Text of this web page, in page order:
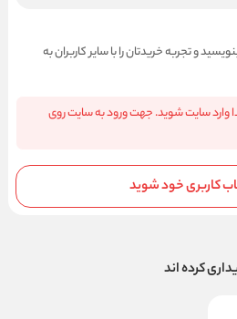
و تجربه خریدتان را با سایر کاربران به
وارد سایت شوید. جهت ورود به سایت روی
کاربری خود شوید
کرده اند